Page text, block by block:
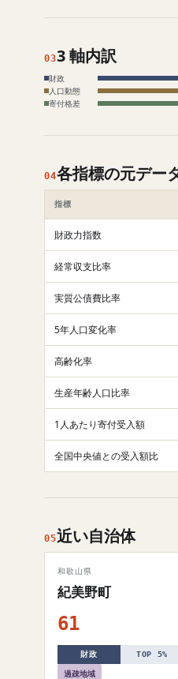
033 軸内訳
財政
人口動態
寄付格差
04各指標の元デー
指標
財政力指数
経常収支比率
実質公債費比率
5年人口変化率
高齢化率
生産年齢人口比率
1人あたり寄付受入額
全国中央値との受入額比
05近い自治体
和歌山県
紀美野町
61
財政 TOP 5%
過疎地域